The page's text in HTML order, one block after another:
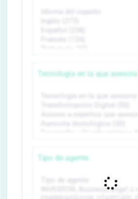
Tecnología en la que asesora
Tipo de agente